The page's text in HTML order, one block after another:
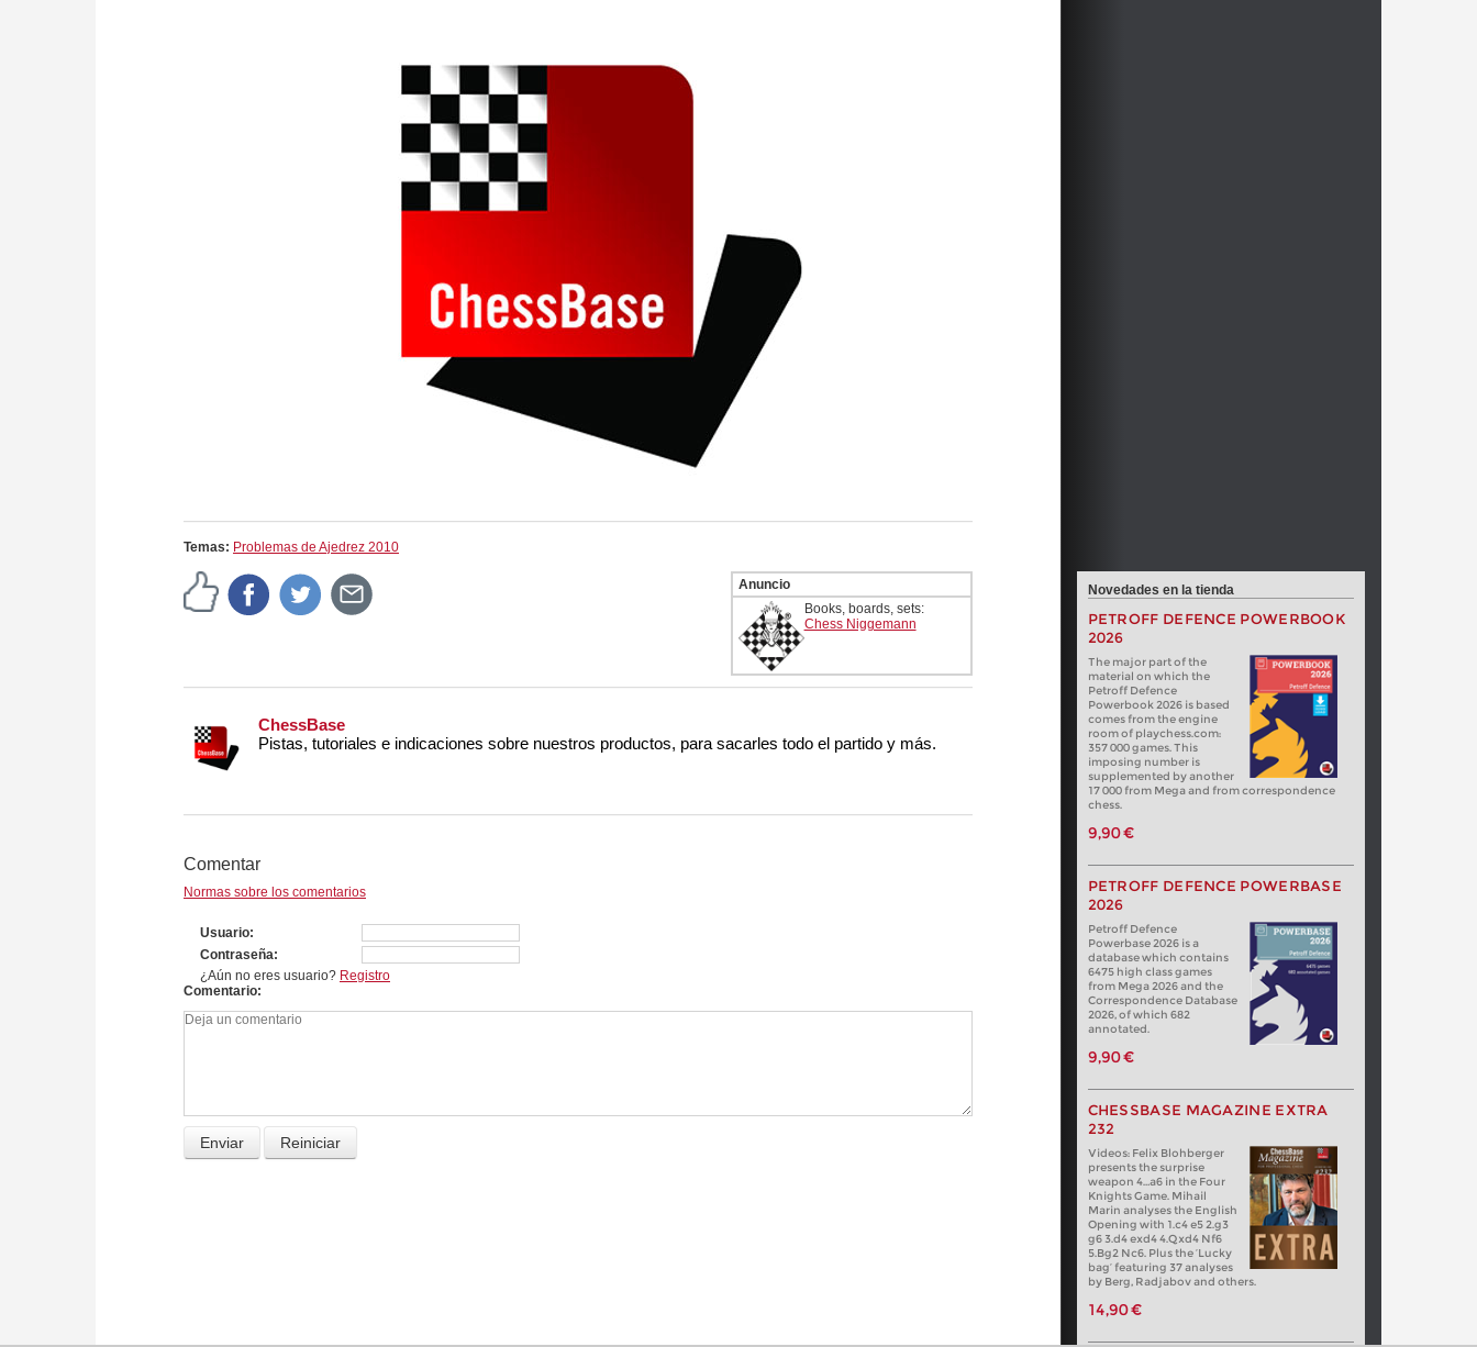
Temas: Problemas de Ajedrez 2010
Anuncio
Books, boards, sets:
Chess Niggemann
ChessBase
Pistas, tutoriales e indicaciones sobre nuestros productos, para sacarles todo el partido y más.
Comentar
Normas sobre los comentarios
Usuario
Contraseña
¿Aún no eres usuario? Registro
Comentario
Novedades en la tienda
PETROFF DEFENCE POWERBOOK
2026
The major part of the
material on which the
Petroff Defence
Powerbook 2026 is based
comes from the engine
room of playchess.com:
357 000 games. This
imposing number is
supplemented by another
17 000 from Mega and from correspondence
chess.
9,90 €
PETROFF DEFENCE POWERBASE
2026
Petroff Defence
Powerbase 2026 is a
database which contains
6475 high class games
from Mega 2026 and the
Correspondence Database
2026, of which 682
annotated.
9,90 €
CHESSBASE MAGAZINE EXTRA
232
Videos: Felix Blohberger
presents the surprise
weapon 4…a6 in the Four
Knights Game. Mihail
Marin analyses the English
Opening with 1.c4 e5 2.g3
g6 3.d4 exd4 4.Qxd4 Nf6
5.Bg2 Nc6. Plus the ‘Lucky
bag’ featuring 37 analyses
by Berg, Radjabov and others.
14,90 €